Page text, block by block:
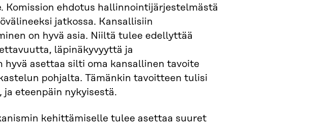
Komission ehdotus hallinnointijärjestelmästä
jatkossa. Kansallisiin
on hyvä asia. Niiltä tulee edellyttää
läpinäkyvyyttä ja
hyvä asettaa silti oma kansallinen tavoite
pohjalta. Tämänkin tavoitteen tulisi
eteenpäin nykyisestä.
kehittämiselle tulee asettaa suuret